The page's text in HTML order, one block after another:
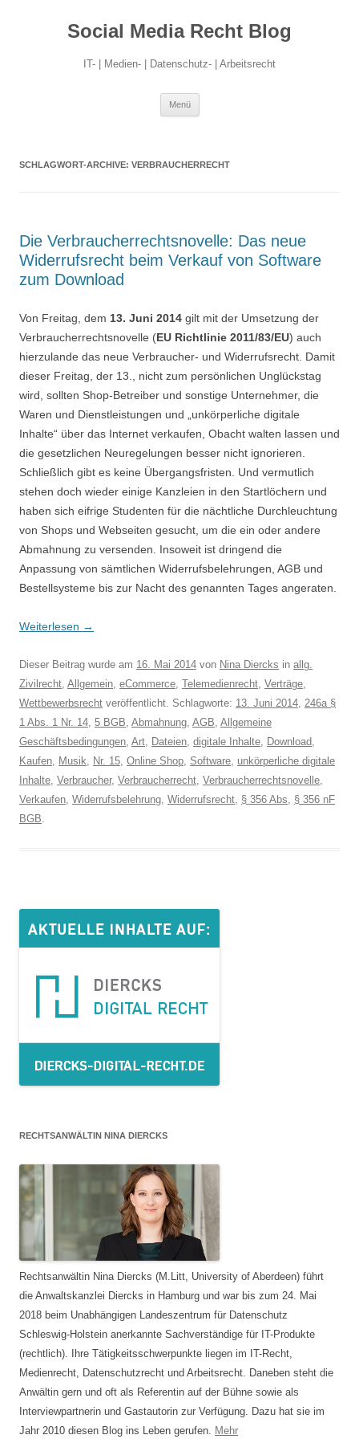
Social Media Recht Blog
IT- | Medien- | Datenschutz- | Arbeitsrecht
Menü
SCHLAGWORT-ARCHIVE: VERBRAUCHERRECHT
Die Verbraucherrechtsnovelle: Das neue
Widerrufsrecht beim Verkauf von Software
zum Download
Von Freitag, dem 13. Juni 2014 gilt mit der Umsetzung der
Verbraucherrechtsnovelle (EU Richtlinie 2011/83/EU) auch
hierzulande das neue Verbraucher- und Widerrufsrecht. Damit
dieser Freitag, der 13., nicht zum persönlichen Unglückstag
wird, sollten Shop-Betreiber und sonstige Unternehmer, die
Waren und Dienstleistungen und „unkörperliche digitale
Inhalte“ über das Internet verkaufen, Obacht walten lassen und
die gesetzlichen Neuregelungen besser nicht ignorieren.
Schließlich gibt es keine Übergangsfristen. Und vermutlich
stehen doch wieder einige Kanzleien in den Startlöchern und
haben sich eifrige Studenten für die nächtliche Durchleuchtung
von Shops und Webseiten gesucht, um die ein oder andere
Abmahnung zu versenden. Insoweit ist dringend die
Anpassung von sämtlichen Widerrufsbelehrungen, AGB und
Bestellsysteme bis zur Nacht des genannten Tages angeraten.
Weiterlesen →
Dieser Beitrag wurde am 16. Mai 2014 von Nina Diercks in allg.
Zivilrecht, Allgemein, eCommerce, Telemedienrecht, Verträge,
Wettbewerbsrecht veröffentlicht. Schlagworte: 13. Juni 2014, 246a §
1 Abs. 1 Nr. 14, 5 BGB, Abmahnung, AGB, Allgemeine
Geschäftsbedingungen, Art, Dateien, digitale Inhalte, Download,
Kaufen, Musik, Nr. 15, Online Shop, Software, unkörperliche digitale
Inhalte, Verbraucher, Verbraucherrecht, Verbraucherrechtsnovelle,
Verkaufen, Widerrufsbelehrung, Widerrufsrecht, § 356 Abs, § 356 nF
BGB.
RECHTSANWÄLTIN NINA DIERCKS
Rechtsanwältin Nina Diercks (M.Litt, University of Aberdeen) führt
die Anwaltskanzlei Diercks in Hamburg und war bis zum 24. Mai
2018 beim Unabhängigen Landeszentrum für Datenschutz
Schleswig-Holstein anerkannte Sachverständige für IT-Produkte
(rechtlich). Ihre Tätigkeitsschwerpunkte liegen im IT-Recht,
Medienrecht, Datenschutzrecht und Arbeitsrecht. Daneben steht die
Anwältin gern und oft als Referentin auf der Bühne sowie als
Interviewpartnerin und Gastautorin zur Verfügung. Dazu hat sie im
Jahr 2010 diesen Blog ins Leben gerufen. Mehr